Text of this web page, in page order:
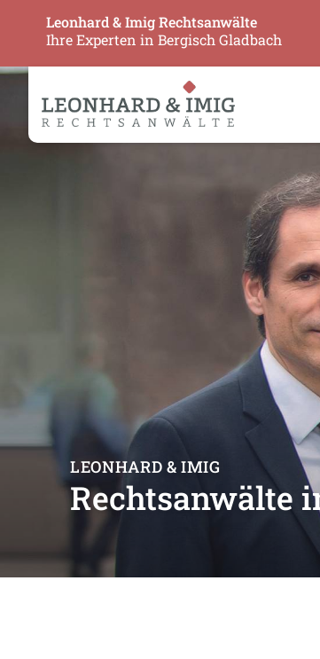
Leonhard & Imig Rechtsanwälte
Ihre Experten in Bergisch Gladbach
LEONHARD & IMIG
Rechtsanwälte